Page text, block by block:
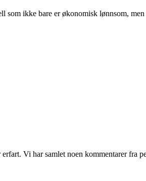
ikke bare er økonomisk lønnsom,
Vi har samlet noen kommentarer fra